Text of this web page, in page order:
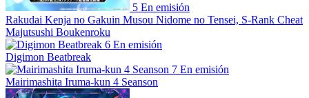
5 En emisión
Rakudai Kenja no Gakuin Musou Nidome no Tensei, S-Rank Cheat
Majutsushi Boukenroku
6 En emisión
Digimon Beatbreak
7 En emisión
Mairimashita Iruma-kun 4 Seanson